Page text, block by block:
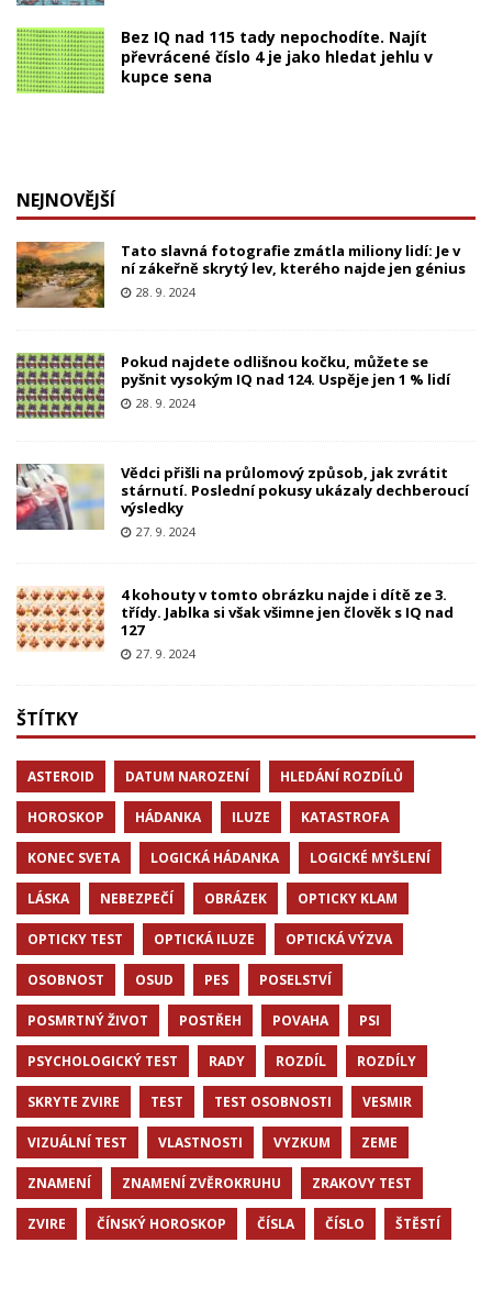
Bez IQ nad 115 tady nepochodíte. Najít
převrácené číslo 4 je jako hledat jehlu v
kupce sena
NEJNOVĚJŠÍ
Tato slavná fotografie zmátla miliony lidí: Je v
ní zákeřně skrytý lev, kterého najde jen génius
28. 9. 2024
Pokud najdete odlišnou kočku, můžete se
pyšnit vysokým IQ nad 124. Uspěje jen 1 % lidí
28. 9. 2024
Vědci přišli na průlomový způsob, jak zvrátit
stárnutí. Poslední pokusy ukázaly dechberoucí
výsledky
27. 9. 2024
4 kohouty v tomto obrázku najde i dítě ze 3.
třídy. Jablka si však všimne jen člověk s IQ nad
127
27. 9. 2024
ŠTÍTKY
ASTEROID DATUM NAROZENÍ HLEDÁNÍ ROZDÍLŮ
HOROSKOP HÁDANKA ILUZE KATASTROFA
KONEC SVETA LOGICKÁ HÁDANKA LOGICKÉ MYŠLENÍ
LÁSKA NEBEZPEČÍ OBRÁZEK OPTICKY KLAM
OPTICKY TEST OPTICKÁ ILUZE OPTICKÁ VÝZVA
OSOBNOST OSUD PES POSELSTVÍ
POSMRTNÝ ŽIVOT POSTŘEH POVAHA PSI
PSYCHOLOGICKÝ TEST RADY ROZDÍL ROZDÍLY
SKRYTE ZVIRE TEST TEST OSOBNOSTI VESMIR
VIZUÁLNÍ TEST VLASTNOSTI VYZKUM ZEME
ZNAMENÍ ZNAMENÍ ZVĚROKRUHU ZRAKOVY TEST
ZVIRE ČÍNSKÝ HOROSKOP ČÍSLA ČÍSLO ŠTĚSTÍ